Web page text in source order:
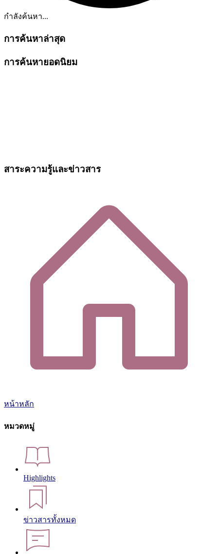
กำลังค้นหา...
การค้นหาล่าสุด
การค้นหายอดนิยม
สาระความรู้และข่าวสาร
หน้าหลัก
หมวดหมู่
Highlights
ข่าวสารทั้งหมด